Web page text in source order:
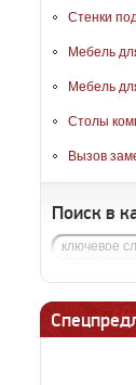
Стенки
Мебель
Мебель
Столы
Вызов
Поиск в